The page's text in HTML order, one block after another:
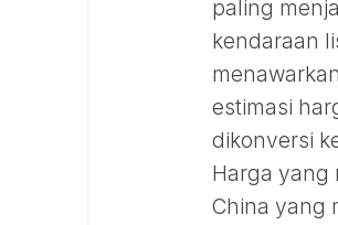
paling
kendaraan
estimasi
dikonversi
Harga yang
China yang